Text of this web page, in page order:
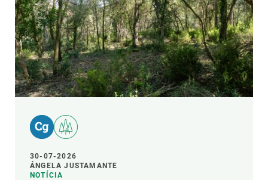
30-07-2026
ÁNGELA JUSTAMANTE
NOTÍCIA